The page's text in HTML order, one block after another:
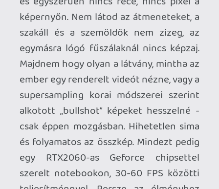
Jó optimalizáció, kiemelkedő
képminőség, és a tavalyról ismert
játékmenet. Ami nem való mindenkinek.
Nekem sem feltétlen. A sok átvezető
kicsit másképp hat már harminc fölött,
mint anno amikor PS2-őn moziztunk.
Sajna nincs mentés két jelenet között -
ami mondjuk az olykor fél órákig pörgő,
többjelenetes animációk során bőven
problémás lehet. Ráadásul a sok sztori
mellé bizonyos időnként lapossá váló
sétafikálás és terepi túrás társul. Ha
elkapja az embert, akkor szinte flow-
szerű a megtapasztalt élmény. Ha épp
türelmetlenül ülsz le a játék elé,